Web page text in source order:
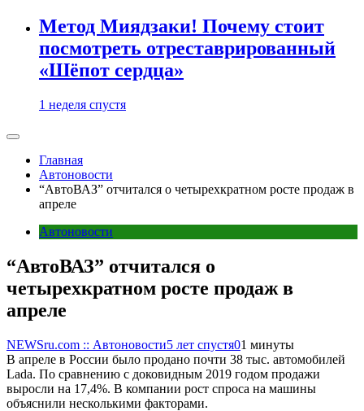
Метод Миядзаки! Почему стоит
посмотреть отреставрированный
«Шёпот сердца»
1 неделя спустя
Главная
Автоновости
“АвтоВАЗ” отчитался о четырехкратном росте продаж в
апреле
Автоновости
“АвтоВАЗ” отчитался о
четырехкратном росте продаж в
апреле
NEWSru.com :: Автоновости5 лет спустя01 минуты
В апреле в России было продано почти 38 тыс. автомобилей
Lada. По сравнению с доковидным 2019 годом продажи
выросли на 17,4%. В компании рост спроса на машины
объяснили несколькими факторами.